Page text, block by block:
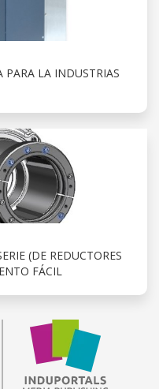
PARA LA INDUSTRIAS
(DE REDUCTORES
FÁCIL